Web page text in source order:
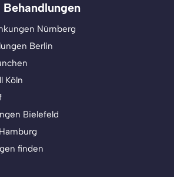
Nürnberg
Berlin
Köln
Bielefeld
finden